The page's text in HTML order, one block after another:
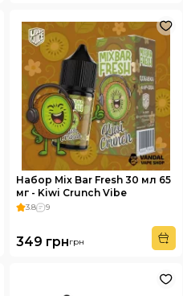
Набор Mix Bar Fresh 30 мл 65
мг - Kiwi Crunch Vibe
3.8 9
349 грнгрн